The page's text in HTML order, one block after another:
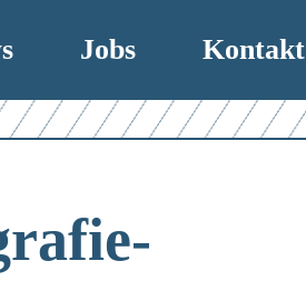
Jobs Kontakt